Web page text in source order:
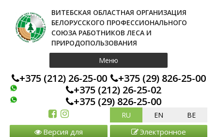
ВИТЕБСКАЯ ОБЛАСТНАЯ ОРГАНИЗАЦИЯ
БЕЛОРУССКОГО ПРОФЕССИОНАЛЬНОГО
СОЮЗА РАБОТНИКОВ ЛЕСА И
ПРИРОДОПОЛЬЗОВАНИЯ
Меню
+375 (212) 26-25-00
+375 (29) 826-25-00
+375 (212) 26-25-02
+375 (29) 826-25-00
RU EN BE
Версия для
Электронное